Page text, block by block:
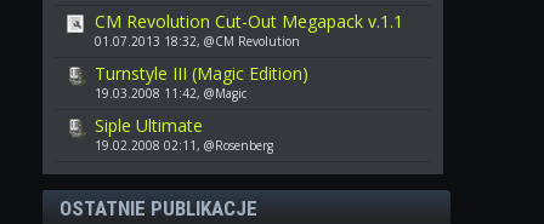
CM Revolution Cut-Out Megapack v.1.1
01.07.2013 18:32, @CM Revolution
Turnstyle III (Magic Edition)
19.03.2008 11:42, @Magic
Siple Ultimate
19.02.2008 02:11, @Rosenberg
OSTATNIE PUBLIKACJE